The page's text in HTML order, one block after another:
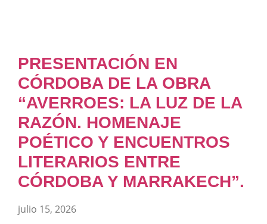
PRESENTACIÓN EN
CÓRDOBA DE LA OBRA
“AVERROES: LA LUZ DE LA
RAZÓN. HOMENAJE
POÉTICO Y ENCUENTROS
LITERARIOS ENTRE
CÓRDOBA Y MARRAKECH”.
julio 15, 2026